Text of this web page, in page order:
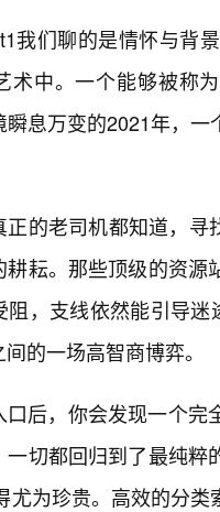
我们聊的是情怀与背
术中。一个能够被称
瞬息万变的2021年，
正的老司机都知道，寻
耕耘。那些顶级的资
，支线依然能引导
的一场高智商博弈。
口后，你会发现一个完
一切都回归到了最纯
尤为珍贵。高效的分